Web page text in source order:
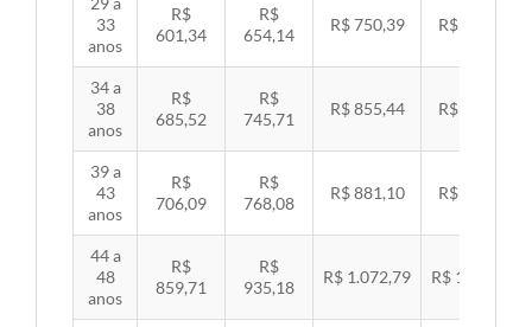
33
anos
R$
601,34
R$
654,14
R$ 750,39 R$ 773,29
34 a
38
anos
R$
685,52
R$
745,71
R$ 855,44 R$ 881,54
39 a
43
anos
R$
706,09
R$
768,08
R$ 881,10 R$ 907,99
44 a
48
anos
R$
859,71
R$
935,18
R$ 1.072,79 R$ 1.105,53